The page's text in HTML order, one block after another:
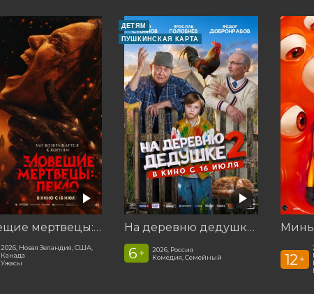
Зловещие мертвецы: Пекло
2026, Новая Зеландия, США,
Канада
Ужасы
ДЕТЯМ
ПУШКИНСКАЯ КАРТА
На деревню дедушке 2
6 +
2026, Россия
Комедия, Семейный
12 +